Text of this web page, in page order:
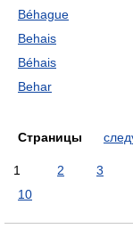
Béhague
Behais
Béhais
Behar
Страницы
1 2 3
10